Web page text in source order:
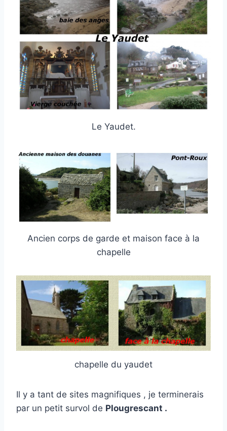
Le Yaudet.
Ancien corps de garde et maison face à la
chapelle
chapelle du yaudet
Il y a tant de sites magnifiques , je terminerais
par un petit survol de Plougrescant .